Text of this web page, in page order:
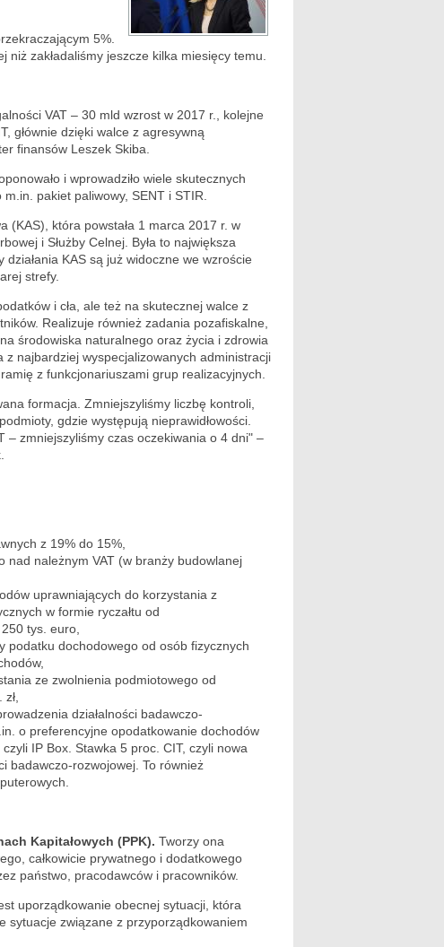
5%.
zakładaliśmy jeszcze kilka miesięcy temu.
VAT – 30 mld wzrost w 2017 r., kolejne
głównie dzięki walce z agresywną
finansów Leszek Skiba.
i wprowadziło wiele skutecznych
pakiet paliwowy, SENT i STIR.
(KAS), która powstała 1 marca 2017 r. w
i Służby Celnej. Była to największa
KAS są już widoczne we wzroście
strefy.
i cła, ale też na skutecznej walce z
Realizuje również zadania pozafiskalne,
środowiska naturalnego oraz życia i zdrowia
najbardziej wyspecjalizowanych administracji
z funkcjonariuszami grup realizacyjnych.
formacja. Zmniejszyliśmy liczbę kontroli,
gdzie występują nieprawidłowości.
– zmniejszyliśmy czas oczekiwania o 4 dni" –
z 19% do 15%,
nad należnym VAT (w branży budowlanej
uprawniających do korzystania z
w formie ryczałtu od
tys. euro,
podatku dochodowego od osób fizycznych
ze zwolnienia podmiotowego od
działalności badawczo-
o preferencyjne opodatkowanie dochodów
IP Box. Stawka 5 proc. CIT, czyli nowa
badawczo-rozwojowej. To również
Kapitałowych (PPK). Tworzy ona
całkowicie prywatnego i dodatkowego
państwo, pracodawców i pracowników.
uporządkowanie obecnej sytuacji, która
sytuacje związane z przyporządkowaniem